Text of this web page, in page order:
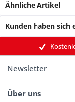
Ähnliche Artikel
Kunden haben sich
Newsletter
Über uns